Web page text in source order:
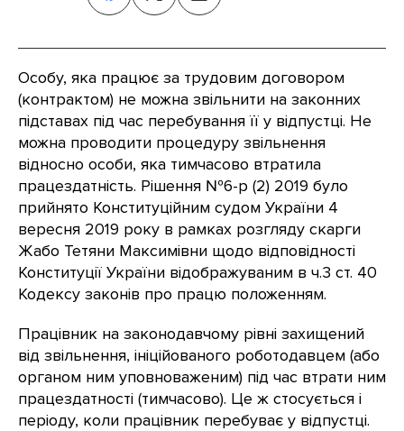
Особу, яка працює за трудовим договором
(контрактом) не можна звільнити на законних
підставах під час перебування її у відпустці. Не
можна проводити процедуру звільнення
відносно особи, яка тимчасово втратила
працездатність. Рішення №6-р (2) 2019 було
прийнято Конституційним судом України 4
вересня 2019 року в рамках розгляду скарги
Жабо Тетяни Максимівни щодо відповідності
Конституції України відображуваним в ч.3 ст. 40
Кодексу законів про працю положенням.
Працівник на законодавчому рівні захищений
від звільнення, ініційованого роботодавцем (або
органом ним уповноваженим) під час втрати ним
працездатності (тимчасово). Це ж стосується і
періоду, коли працівник перебуває у відпустці.